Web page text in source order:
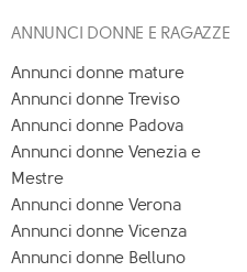
ANNUNCI DONNE E RAGAZZE
Annunci donne mature
Annunci donne Treviso
Annunci donne Padova
Annunci donne Venezia e
Mestre
Annunci donne Verona
Annunci donne Vicenza
Annunci donne Belluno